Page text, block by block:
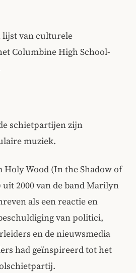
lijst van culturele
Columbine High School-
schietpartijen zijn
muziek.
Holy Wood (In the Shadow of
2000 van de band Marilyn
als een reactie en
van politici,
en de nieuwsmedia
had geïnspireerd tot het